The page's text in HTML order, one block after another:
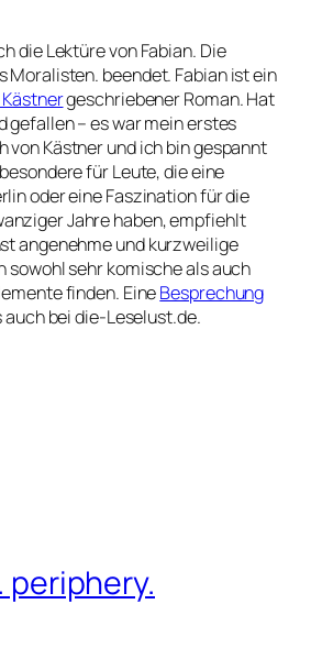
die Lektüre vonFabian. Die
Moralisten. beendet. Fabian ist ein
geschriebener Roman. Hat
gefallen – es war mein erstes
von Kästner und ich bin gespannt
für Leute, die eine
oder eine Faszination für die
Jahre haben, empfiehlt
angenehme und kurzweilige
sowohl sehr komische als auch
finden. EineBesprechung
bei die-Leselust.de.
periphery.